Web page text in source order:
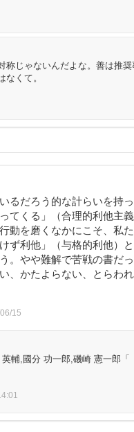
称じゃないんだよな。善は推
くて。
るだろう的な計らいを持
てくる」（合理的利他主
動を磨くなかにこそ、私
ず利他」（与格的利他）
。やや難解で苦戦の書だ
、かたよらない、とらわ
15
輔,國分 功一郎,磯崎 憲一郎「